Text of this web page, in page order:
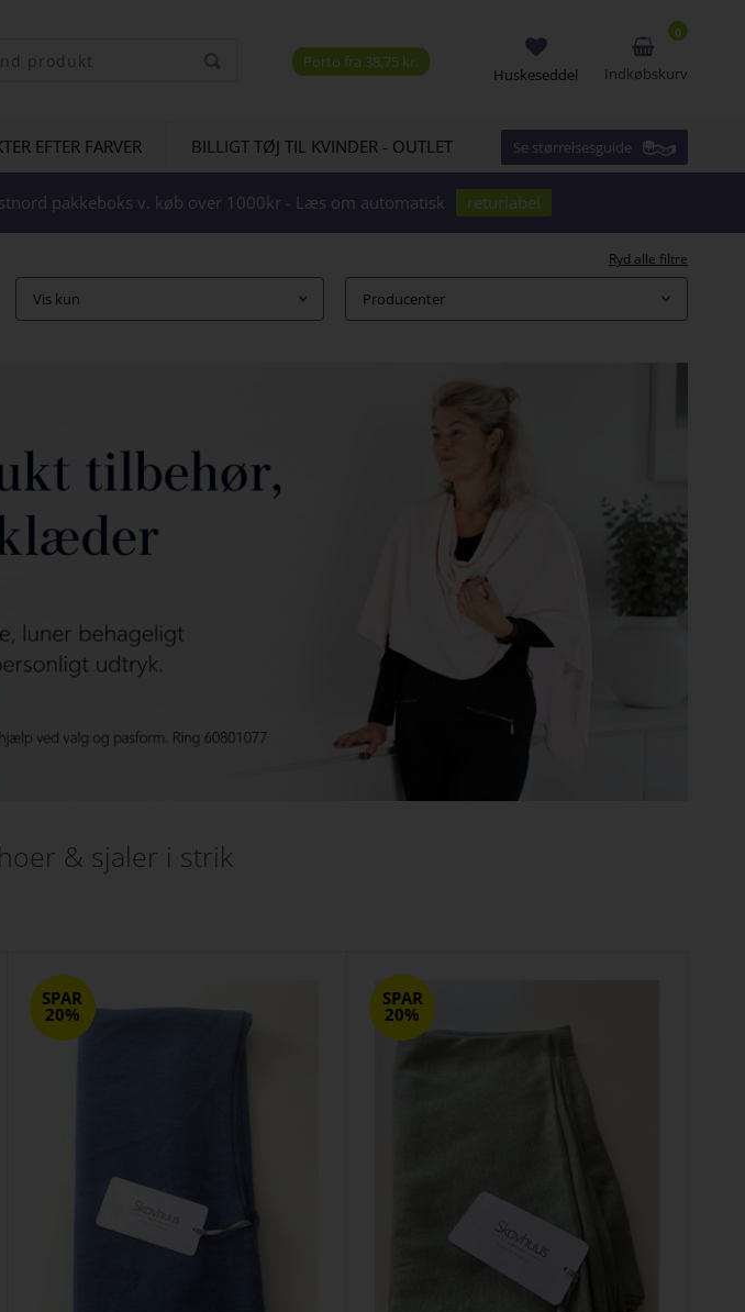
Porto fra 38,75 kr.
0
Indkøbskurv
Huskeseddel
EFTER FARVER BILLIGT TØJ TIL KVINDER - OUTLET Se størrelsesguide
pakkeboks v. køb over 1000kr - Læs om automatisk returlabel
Ryd alle filtre
Vis kun Producenter
& sjaler i strik
SPAR
20%
SPAR
20%